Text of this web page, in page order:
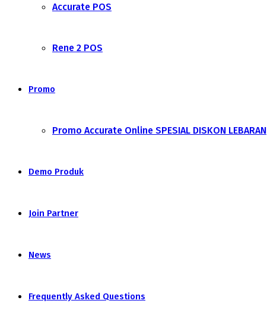
Accurate POS
Rene 2 POS
Promo
Promo Accurate Online SPESIAL DISKON LEBARAN
Demo Produk
Join Partner
News
Frequently Asked Questions